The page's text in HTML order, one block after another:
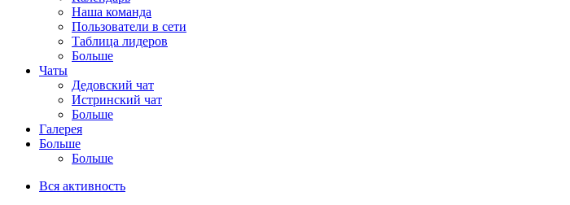
Наша команда
Пользователи в сети
Таблица лидеров
Больше
Чаты
Дедовский чат
Истринский чат
Больше
Галерея
Больше
Больше
Вся активность